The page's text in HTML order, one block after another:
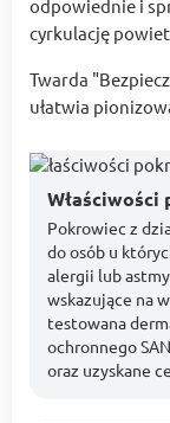
odpowiednie i
cyrkulację
Twarda
ułatwia
Właściwości
Pokrowiec z
do osób u
alergii lub
wskazujące na
testowana
ochronnego
oraz uzyskane